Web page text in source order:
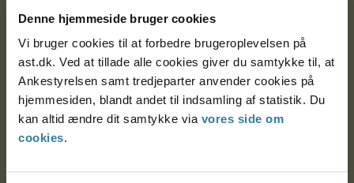
Denne hjemmeside bruger cookies
Vi bruger cookies til at forbedre brugeroplevelsen på
ast.dk. Ved at tillade alle cookies giver du samtykke til, at
Ankestyrelsen samt tredjeparter anvender cookies på
hjemmesiden, blandt andet til indsamling af statistik. Du
kan altid ændre dit samtykke via vores side om
cookies.
Nytorv 7, 2. sal
9000 Aalborg
Ankestyrelsen Aalborg